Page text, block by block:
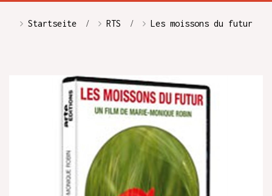
Startseite RTS Les moissons du futur